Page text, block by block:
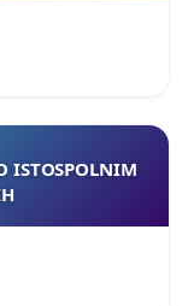
ISTOSPOLNIM